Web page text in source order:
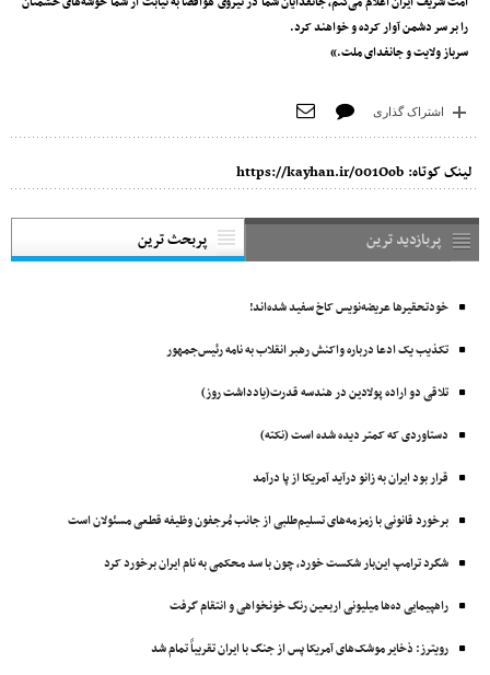
را بر سر دشمن آوار کرده و خواهند کرد.
سرباز ولایت و جانفدای ملت.»
اشتراک گذاری
لینک کوتاه: https://kayhan.ir/001Oob
پربازدید ترین پربحث ترین
خودتحقیرها عریضه‌نویس کاخ سفید شده‌اند!
تکذیب یک ادعا درباره واکنش رهبر انقلاب به نامه رئیس‌جمهور
تلاقی دو اراده پولادین در هندسه قدرت(یادداشت روز)
دستاوردی که کمتر دیده شده است (نکته)
قرار بود ایران به زانو درآید آمریکا از پا درآمد
برخورد قانونی با زمزمه‌های تسلیم‌طلبی از جانب مُرجفون وظیفه‌ قطعی مسئولان است
شگرد ترامپ این‌بار شکست خورد، چون با سد محکمی به نام ایران برخورد کرد
راهپیمایی ده‌ها میلیونی اربعین رنگ خونخواهی و انتقام گرفت
رویترز: ذخایر موشک‌های آمریکا پس از جنگ با ایران تقریباً تمام شد